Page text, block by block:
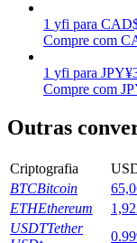
Launchpool
Staking
1 yfi para CAD
Compre com
1 yfi para JPY¥
Compre com
Outras
Criptografia
BTCBitcoin
ETHEthereum
USDTTether